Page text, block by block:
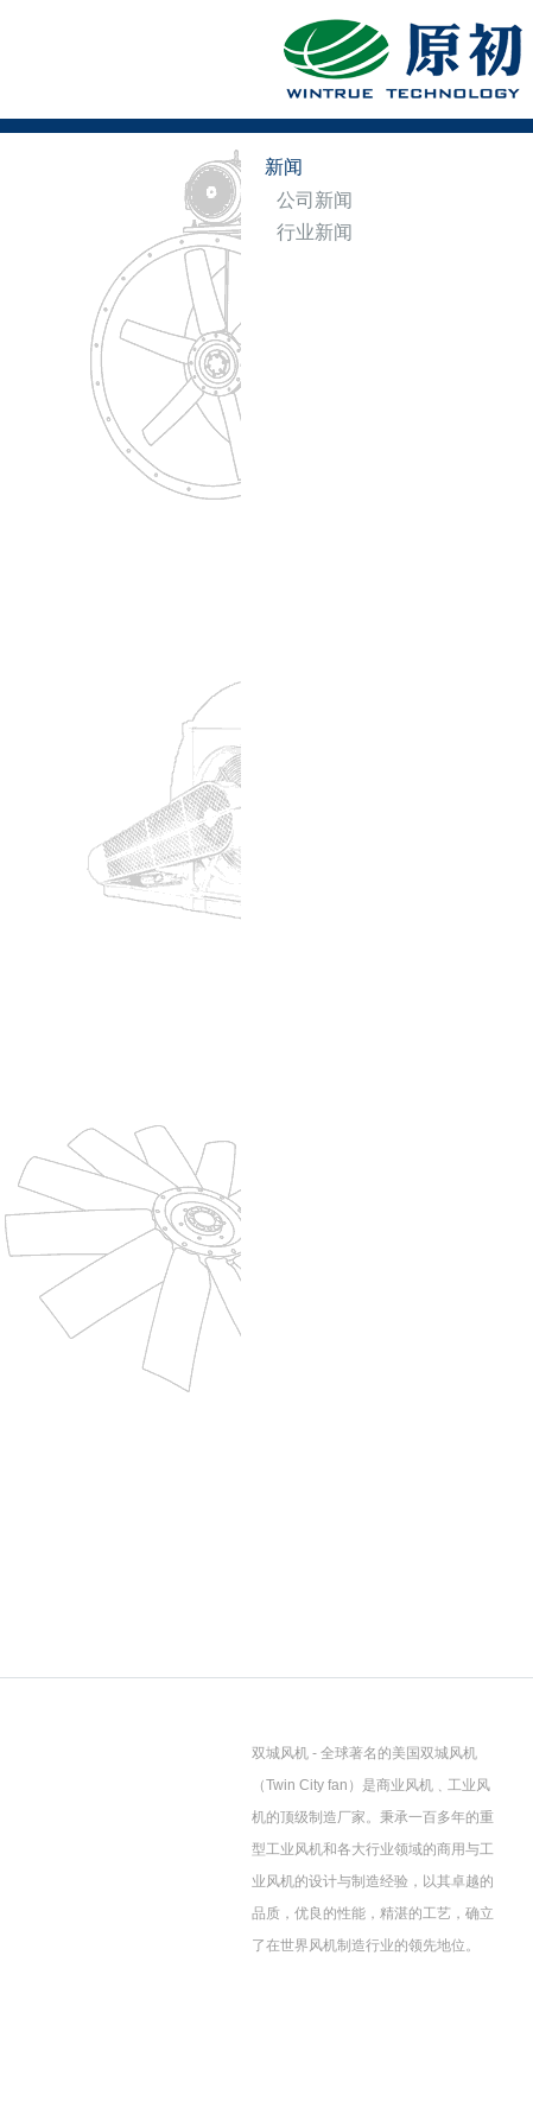
新闻
公司新闻
行业新闻
双城风机 - 全球著名的美国双城风机
（Twin City fan）是商业风机﹑工业风
机的顶级制造厂家。秉承一百多年的重
型工业风机和各大行业领域的商用与工
业风机的设计与制造经验，以其卓越的
品质，优良的性能，精湛的工艺，确立
了在世界风机制造行业的领先地位。